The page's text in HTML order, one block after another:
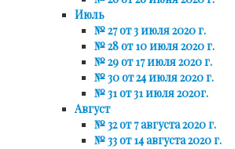
Июль
№ 27 от 3 июля 2020 г.
№ 28 от 10 июля 2020 г.
№ 29 от 17 июля 2020 г.
№ 30 от 24 июля 2020 г.
№ 31 от 31 июля 2020г.
Август
№ 32 от 7 августа 2020 г.
№ 33 от 14 августа 2020 г.